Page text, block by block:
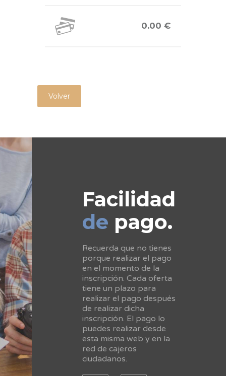
0.00 €
Volver
Facilidad
de pago.
Recuerda que no tienes
porque realizar el pago
en el momento de la
inscripción. Cada oferta
tiene un plazo para
realizar el pago después
de realizar dicha
inscripción. El pago lo
puedes realizar desde
esta misma web y en la
red de cajeros
ciudadanos.